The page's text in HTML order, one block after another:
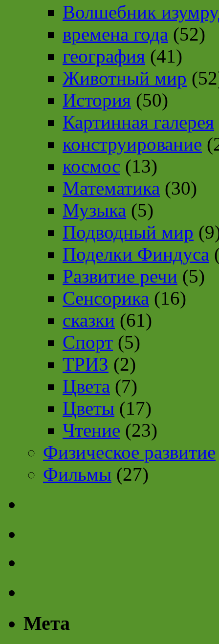
Волшебник
времена года (52)
география (41)
Животный мир
История (50)
Картинная галерея
конструирование
космос (13)
Математика (30)
Музыка (5)
Подводный мир
Поделки Финдуса
Развитие речи (5)
Сенсорика (16)
сказки (61)
Спорт (5)
ТРИЗ (2)
Цвета (7)
Цветы (17)
Чтение (23)
Физическое развитие
Фильмы (27)
Мета